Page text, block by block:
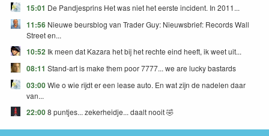
15:01 De Pandjesprins Het was niet het eerste incident. In 2011...
11:56 Nieuwe beursblog van Trader Guy: Nieuwsbrief: Records Wall
Street en...
10:52 Ik meen dat Kazara het bij het rechte eind heeft, ik weet uit...
08:11 Stand-art is make them poor 7777... we are lucky bastards
03:00Wie o wie rijdt er een lease auto. En wat zijn de nadelen daar
van...
22:008 puntjes... zekerheidje... daalt nooit 🤣